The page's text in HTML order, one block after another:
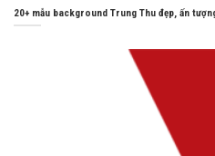
20+ mẫu background Trung Thu đẹp, ấn